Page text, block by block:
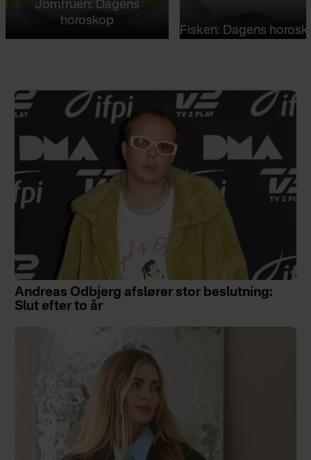
Jomfruen: Dagens
horoskop
Fisken: Dagens
Andreas Odbjerg afslører stor beslutning:
Slut efter to år